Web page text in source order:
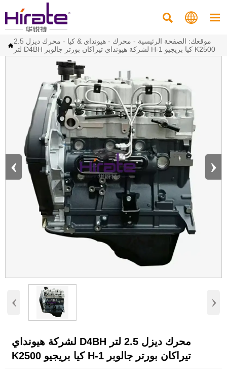
  
 موقعك: الصفحة الرئيسية - محرك - هيونداي & كيا -
محرك ديزل 2.5
لتر D4BH لشركة هيونداي تيراكان بورتر جالوبر H-1 كيا بريجيو K2500
‹ ›
‹ ›
محرك ديزل 2.5 لتر D4BH لشركة هيونداي
تيراكان بورتر جالوبر H-1 كيا بريجيو K2500